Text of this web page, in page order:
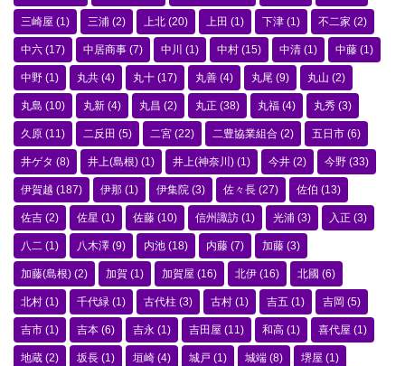
三崎屋 (1) 三浦 (2) 上北 (20) 上田 (1) 下津 (1) 不二家 (2)
中六 (17) 中居商事 (7) 中川 (1) 中村 (15) 中清 (1) 中藤 (1)
中野 (1) 丸共 (4) 丸十 (17) 丸善 (4) 丸尾 (9) 丸山 (2)
丸島 (10) 丸新 (4) 丸昌 (2) 丸正 (38) 丸福 (4) 丸秀 (3)
久原 (11) 二反田 (5) 二宮 (22) 二豊協業組合 (2) 五日市 (6)
井ゲタ (8) 井上(島根) (1) 井上(神奈川) (1) 今井 (2) 今野 (33)
伊賀越 (187) 伊那 (1) 伊集院 (3) 佐々長 (27) 佐伯 (13)
佐吉 (2) 佐星 (1) 佐藤 (10) 信州諏訪 (1) 光浦 (3) 入正 (3)
八二 (1) 八木澤 (9) 内池 (18) 内藤 (7) 加藤 (3)
加藤(島根) (2) 加賀 (1) 加賀屋 (16) 北伊 (16) 北國 (6)
北村 (1) 千代緑 (1) 古代柱 (3) 古村 (1) 吉五 (1) 吉岡 (5)
吉市 (1) 吉本 (6) 吉永 (1) 吉田屋 (11) 和高 (1) 喜代屋 (1)
地蔵 (2) 坂長 (1) 垣崎 (4) 城戸 (1) 城端 (8) 堺屋 (1)